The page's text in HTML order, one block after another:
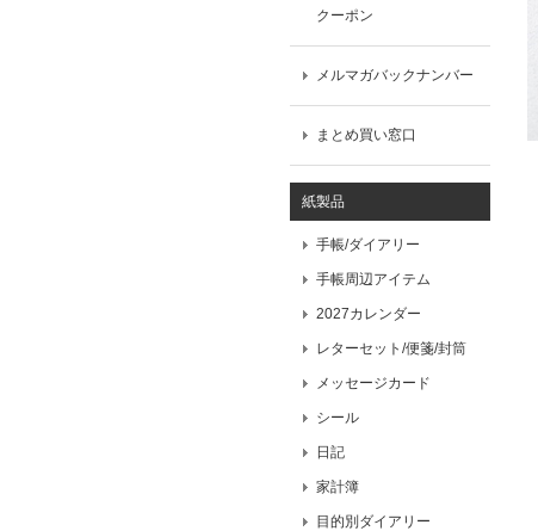
クーポン
メルマガバックナンバー
まとめ買い窓口
紙製品
手帳/ダイアリー
手帳周辺アイテム
2027カレンダー
レターセット/便箋/封筒
メッセージカード
シール
日記
家計簿
目的別ダイアリー